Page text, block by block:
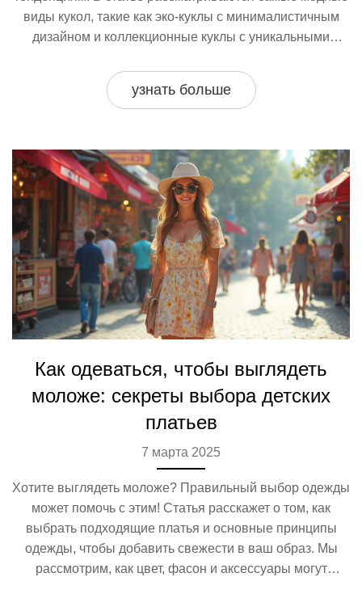
виды кукол, такие как эко-куклы с минималистичным
дизайном и коллекционные куклы с уникальными
с технологическими функциями, которые развивают
навыки общения через игру. Эта информация поможет
узнать больше
Как одеваться, чтобы выглядеть
моложе: секреты выбора детских
платьев
7 марта 2025
Хотите выглядеть моложе? Правильный выбор одежды
может помочь с этим! Статья расскажет о том, как
выбрать подходящие платья и основные принципы
одежды, чтобы добавить свежести в ваш образ. Мы
рассмотрим, как цвет, фасон и аксессуары могут